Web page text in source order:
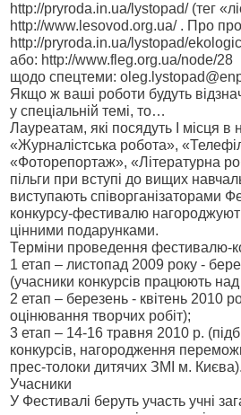
http://pryroda.in.ua/lystopad/ (тег
http://www.lesovod.org.ua/ . Про
http://pryroda.in.ua/lystopad/
або: http://www.fleg.org.ua/node/28
щодо спецтеми:
Якщо ж ваші роботи будуть
у спеціальній темі, то…
Лауреатам, які посядуть І місця в
«Журналістська робота»,
«Фоторепортаж», «Літературна
пільги при вступі до вищих
виступають співорганізаторами
конкурсу-фестивалю
цінними подарунками.
Терміни проведення фестивалю-
1 етап – листопад 2009 року -
(учасники конкурсів працюють
2 етап – березень - квітень 2010
оцінювання творчих робіт);
3 етап – 14-16 травня 2010 р.
конкурсів, нагородження
прес-толоки дитячих ЗМІ м. Києва).
Учасники
У Фестивалі беруть участь учні